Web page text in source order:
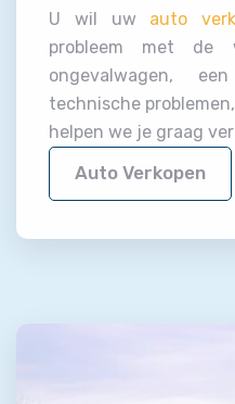
U wil uw auto
probleem met de
ongevalwagen,
technische
helpen we je graag
Auto Verkopen